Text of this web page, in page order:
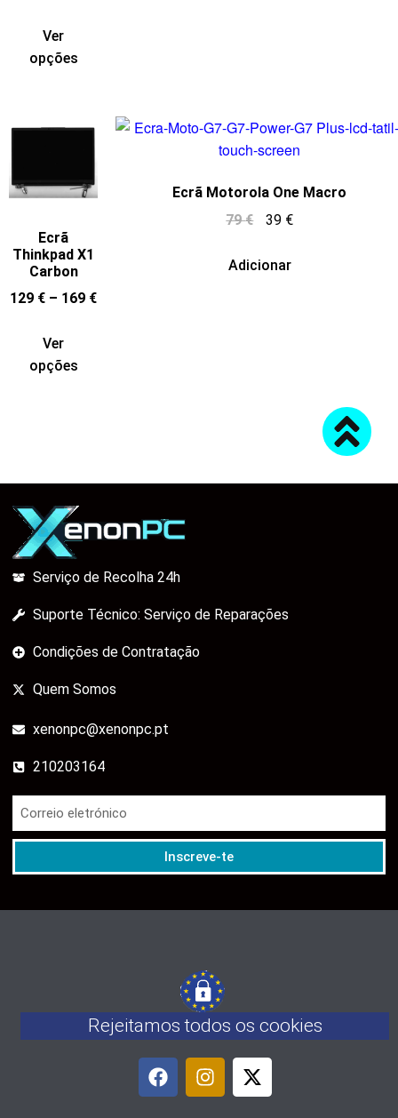
Ver
opções
Ecrã
Thinkpad X1
Carbon
129 € – 169 €
Ver
opções
Ecrã Motorola One Macro
79€ 39 €
Adicionar
Serviço de Recolha 24h
Suporte Técnico: Serviço de Reparações
Condições de Contratação
Quem Somos
xenonpc@xenonpc.pt
210203164
Inscreve-te
Rejeitamos todos os cookies